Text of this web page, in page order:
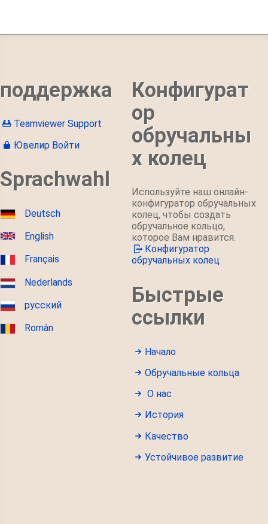
поддержка
Teamviewer Support
Ювелир Войти
Sprachwahl
Deutsch
English
Français
Nederlands
русский
Român
Конфигурат
ор
обручальны
х колец
Используйте наш онлайн-
конфигуратор обручальных
колец, чтобы создать
обручальное кольцо,
которое Вам нравится.
Конфигуратор
обручальных колец
Быстрые
ссылки
Начало
Обручальные кольца
О нас
История
Качество
Устойчивое развитие